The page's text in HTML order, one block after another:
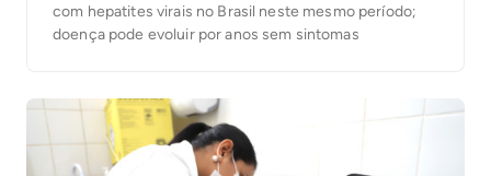
com hepatites virais no Brasil neste mesmo período;
doença pode evoluir por anos sem sintomas